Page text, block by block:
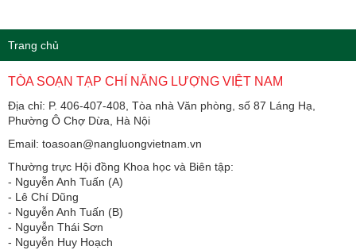
Trang chủ
TÒA SOẠN TẠP CHÍ NĂNG LƯỢNG VIỆT NAM
Địa chỉ: P. 406-407-408, Tòa nhà Văn phòng, số 87 Láng Hạ,
Phường Ô Chợ Dừa, Hà Nội
Email: toasoan@nangluongvietnam.vn
Thường trực Hội đồng Khoa học và Biên tập:
​​​​​​- Nguyễn Anh Tuấn (A)
- Lê Chí Dũng
- Nguyễn Anh Tuấn (B)
- Nguyễn Thái Sơn
- Nguyễn Huy Hoạch